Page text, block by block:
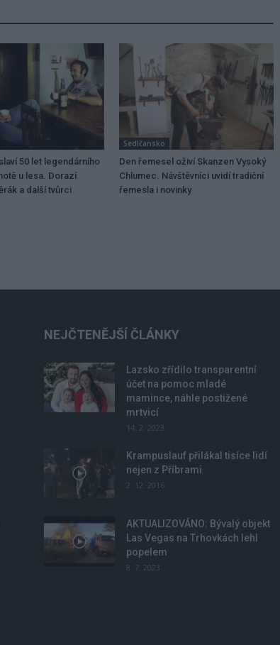
50 let legendárního
u lesa. Dorazí
a další tvůrci
Sedlčansko
Den řemesel oživí Skanzen Vysoký
Chlumec. Návštěvníci uvidí tradiční
řemesla i novinky
NEJČTENĚJŠÍ ČLÁNKY
Lazsko zřídilo transparentní
účet na pomoc mladé
mamince, náhle postižené
mrtvicí
14. 2. 2023
Krampuslauf přilákal tisíce lidí
nejen z Příbrami
2. 12. 2016
AKTUALIZOVÁNO: Bývalý objekt
Las Vegas na Trhovkách lehl
popelem
8. 7. 2023